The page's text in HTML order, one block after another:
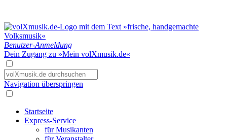
Benutzer-Anmeldung
Dein Zugang zu »Mein volXmusik.de«
Navigation überspringen
Startseite
Express-Service
für Musikanten